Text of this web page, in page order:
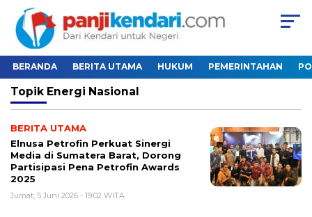
BERANDA BERITA UTAMA HUKUM PEMERINTAHAN
Topik Energi Nasional
BERITA UTAMA
Elnusa Petrofin Perkuat Sinergi
Media di Sumatera Barat, Dorong
Partisipasi Pena Petrofin Awards
2025
Jumat, 5 Juni 2026 - 19:02 WITA